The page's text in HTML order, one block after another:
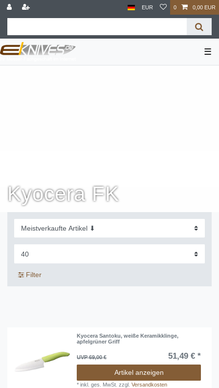
EUR 0 0,00 EUR
☰
Kyocera FK
Filter
Kyocera Santoku, weiße Keramikklinge,
apfelgrüner Griff
UVP 69,00 € 51,49 € *
Artikel anzeigen
*inkl. ges. MwSt. zzgl.Versandkosten